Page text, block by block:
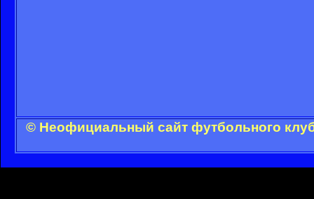
© Неофициальный сайт футбольного